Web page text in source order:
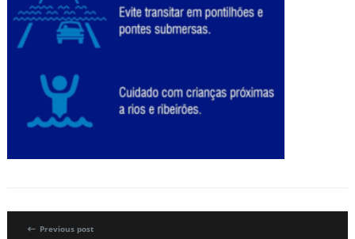
Previous post